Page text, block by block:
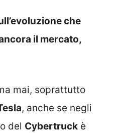
che
il mercato,
mai, soprattutto
, anche se negli
del Cybertruck è